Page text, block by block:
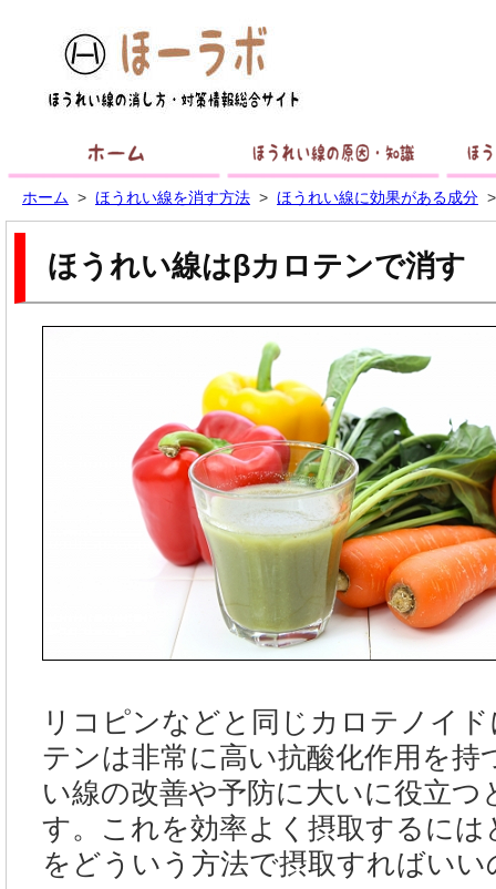
ホーム ほう
ホーム > ほうれい線を消す方法 > ほうれい線に効果がある成分
ほうれい線はβカロテンで消す
リコピンなどと同じカロテノイ
テンは非常に高い抗酸化作用を持
い線の改善や予防に大いに役立つ
す。これを効率よく摂取するには
をどういう方法で摂取すればいい